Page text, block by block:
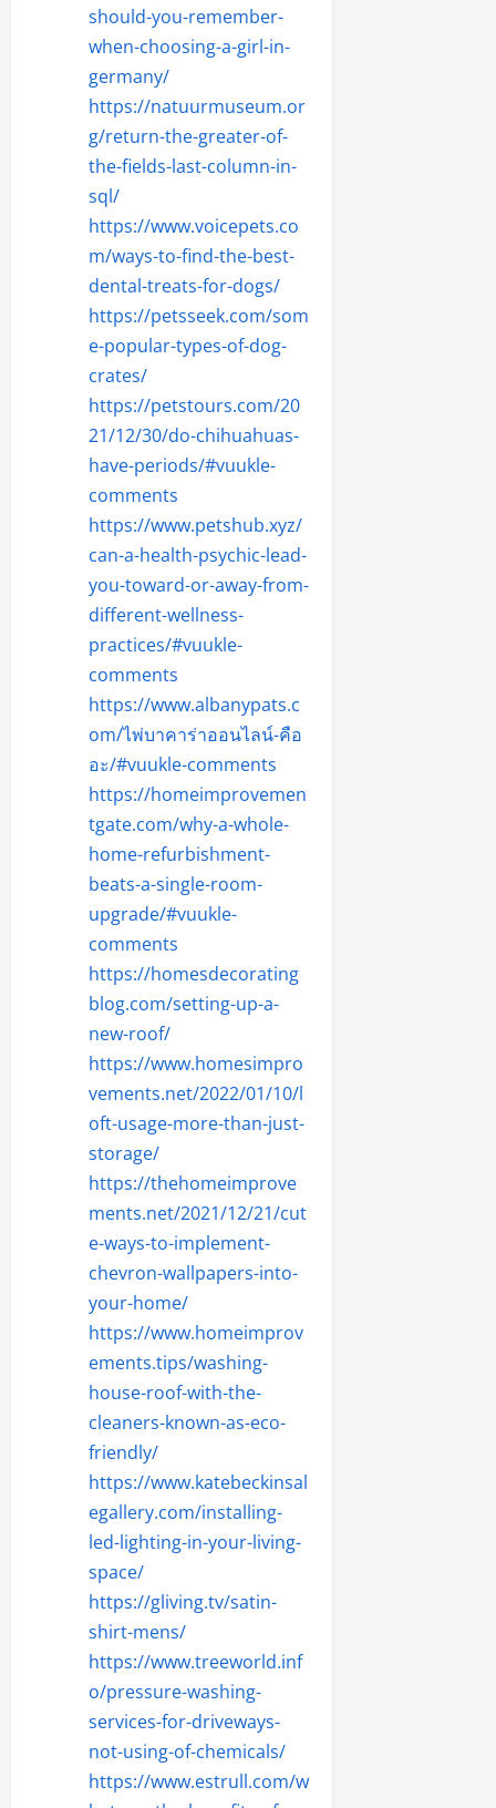
should-you-remember-
when-choosing-a-girl-in-
germany/
https://natuurmuseum.or
g/return-the-greater-of-
the-fields-last-column-in-
sql/
https://www.voicepets.co
m/ways-to-find-the-best-
dental-treats-for-dogs/
https://petsseek.com/som
e-popular-types-of-dog-
crates/
https://petstours.com/20
21/12/30/do-chihuahuas-
have-periods/#vuukle-
comments
https://www.petshub.xyz/
can-a-health-psychic-lead-
you-toward-or-away-from-
different-wellness-
practices/#vuukle-
comments
https://www.albanypats.c
om/ไพ่บาคาร่าออนไลน์-คือ
อะ/#vuukle-comments
https://homeimprovemen
tgate.com/why-a-whole-
home-refurbishment-
beats-a-single-room-
upgrade/#vuukle-
comments
https://homesdecorating
blog.com/setting-up-a-
new-roof/
https://www.homesimpro
vements.net/2022/01/10/l
oft-usage-more-than-just-
storage/
https://thehomeimprove
ments.net/2021/12/21/cut
e-ways-to-implement-
chevron-wallpapers-into-
your-home/
https://www.homeimprov
ements.tips/washing-
house-roof-with-the-
cleaners-known-as-eco-
friendly/
https://www.katebeckinsal
egallery.com/installing-
led-lighting-in-your-living-
space/
https://gliving.tv/satin-
shirt-mens/
https://www.treeworld.inf
o/pressure-washing-
services-for-driveways-
not-using-of-chemicals/
https://www.estrull.com/w